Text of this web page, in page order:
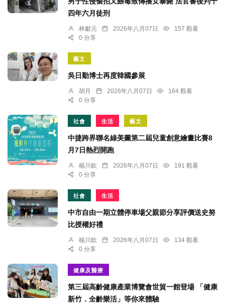
四年六月徒刑
林獻元 2026年八月07日
157 觀看
0 分享
藝文
吳日勤博士再度韓國參展
胡月 2026年八月07日
164 觀看
0 分享
社會 生活 藝文
中捷跨界聯名綠美圖第二屆兒童創意繪畫比賽8
月7日熱烈開跑
楊川欽 2026年八月07日
191 觀看
0 分享
社會 生活
中市自由一期立體停車場父親節分享評價送史努
比授權好禮
楊川欽 2026年八月07日
134 觀看
0 分享
健康及醫療
第三屆高齡健康產業博覽會世貿一館登場 「健康
新竹．全齡樂活」等你來體驗